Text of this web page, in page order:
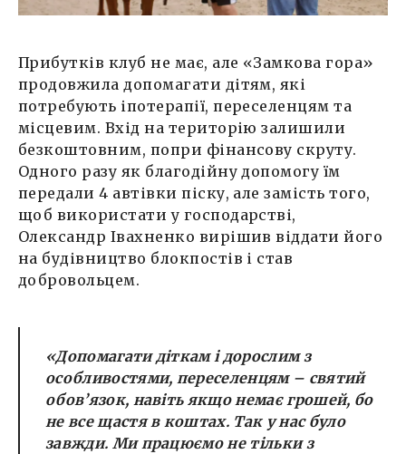
Прибутків клуб не має, але «Замкова гора»
продовжила допомагати дітям, які
потребують іпотерапії, переселенцям та
місцевим. Вхід на територію залишили
безкоштовним, попри фінансову скруту.
Одного разу як благодійну допомогу їм
передали 4 автівки піску, але замість того,
щоб використати у господарстві,
Олександр Івахненко вирішив віддати його
на будівництво блокпостів і став
добровольцем.
«Допомагати діткам і дорослим з
особливостями, переселенцям – святий
обов’язок, навіть якщо немає грошей, бо
не все щастя в коштах. Так у нас було
завжди. Ми працюємо не тільки з